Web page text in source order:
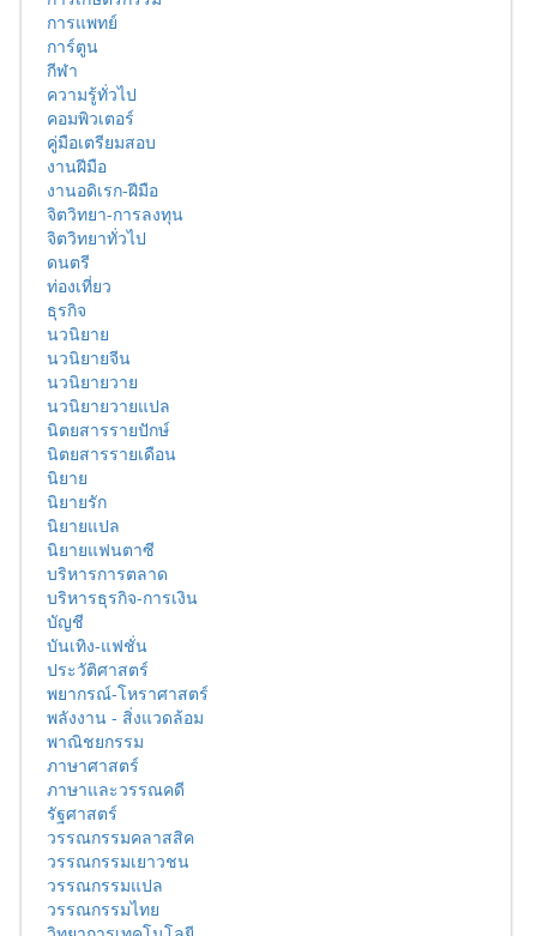
การแพทย์
การ์ตูน
กีฬา
ความรู้ทั่วไป
คอมพิวเตอร์
คู่มือเตรียมสอบ
งานฝีมือ
งานอดิเรก-ฝีมือ
จิตวิทยา-การลงทุน
จิตวิทยาทั่วไป
ดนตรี
ท่องเที่ยว
ธุรกิจ
นวนิยาย
นวนิยายจีน
นวนิยายวาย
นวนิยายวายแปล
นิตยสารรายปักษ์
นิตยสารรายเดือน
นิยาย
นิยายรัก
นิยายแปล
นิยายแฟนตาซี
บริหารการตลาด
บริหารธุรกิจ-การเงิน
บัญชี
บันเทิง-แฟชั่น
ประวัติศาสตร์
พยากรณ์-โหราศาสตร์
พลังงาน - สิ่งแวดล้อม
พาณิชยกรรม
ภาษาศาสตร์
ภาษาและวรรณคดี
รัฐศาสตร์
วรรณกรรมคลาสสิค
วรรณกรรมเยาวชน
วรรณกรรมแปล
วรรณกรรมไทย